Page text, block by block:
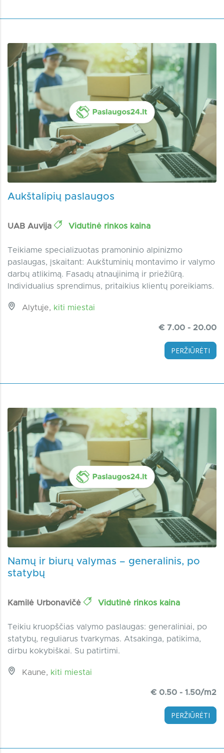
Aukštalipių paslaugos
UAB Auvija Vidutinė rinkos kaina
Teikiame specializuotas pramoninio alpinizmo
paslaugas, įskaitant: Aukštuminių montavimo ir valymo
darbų atlikimą. Fasadų atnaujinimą ir priežiūrą.
Individualius sprendimus, pritaikius klientų poreikiams.
Alytuje, kiti miestai
€ 7.00 - 20.00
PERŽIŪRĖTI
Namų ir biurų valymas – generalinis, po
statybų
Kamilė Urbonavičė Vidutinė rinkos kaina
Teikiu kruopščias valymo paslaugas: generaliniai, po
statybų, reguliarus tvarkymas. Atsakinga, patikima,
dirbu kokybiškai. Su patirtimi.
Kaune, kiti miestai
€ 0.50 - 1.50/m2
PERŽIŪRĖTI